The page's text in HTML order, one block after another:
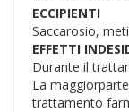
ECCIPIENTI
Saccarosio,
EFFETTI
Durante il
La
trattamento